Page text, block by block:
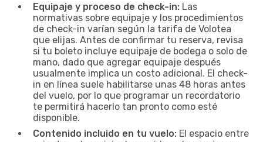
Equipaje y proceso de check-in: Las
normativas sobre equipaje y los procedimientos
de check-in varían según la tarifa de Volotea
que elijas. Antes de confirmar tu reserva, revisa
si tu boleto incluye equipaje de bodega o solo de
mano, dado que agregar equipaje después
usualmente implica un costo adicional. El check-
in en línea suele habilitarse unas 48 horas antes
del vuelo, por lo que programar un recordatorio
te permitirá hacerlo tan pronto como esté
disponible.
Contenido incluido en tu vuelo: El espacio entre